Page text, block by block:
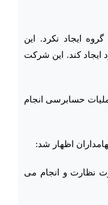
ایجاد نکرد. این
کند. این شرکت
حسابرسی انجام
اظهار شد:
نظارت و انجام می